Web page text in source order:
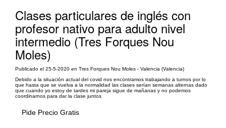
Clases particulares de inglés con
profesor nativo para adulto nivel
intermedio (Tres Forques Nou
Moles)
Publicado el 25-5-2020 en Tres Forques Nou Moles - Valencia (Valencia)
Debido a la situación actual del covid nos encontramos trabajando a turnos por lo
que hasta que se vuelva a la normalidad las clases serían semanas alternas dado
que cuando yo estoy de tardes mi pareja sigue de mañanas y no podemos
coordinarnos para dar la clase juntos
Pide Precio Gratis